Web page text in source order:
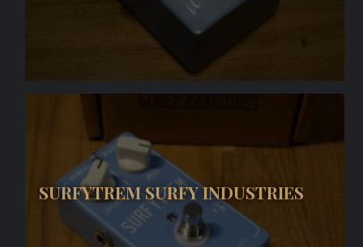
SURFYTREM SURFY INDUSTRIES